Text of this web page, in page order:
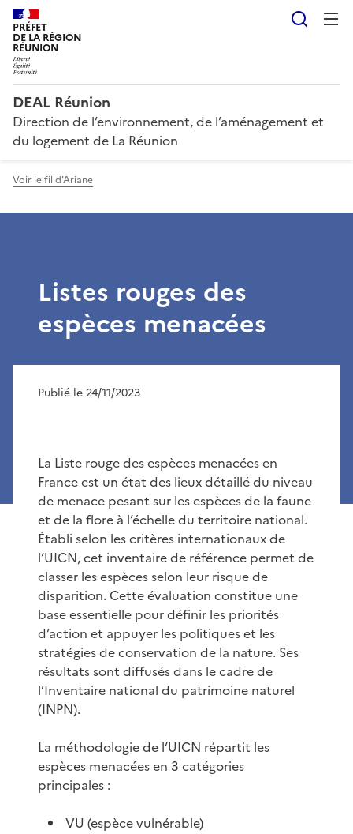
PRÉFET
DE LA RÉGION
RÉUNION
DEAL Réunion
Direction de l’environnement, de l’aménagement et
du logement de La Réunion
Voir le fil d'Ariane
Listes rouges des
espèces menacées
Publié le 24/11/2023
La Liste rouge des espèces menacées en
France est un état des lieux détaillé du niveau
de menace pesant sur les espèces de la faune
et de la flore à l’échelle du territoire national.
Établi selon les critères internationaux de
l’UICN, cet inventaire de référence permet de
classer les espèces selon leur risque de
disparition. Cette évaluation constitue une
base essentielle pour définir les priorités
d’action et appuyer les politiques et les
stratégies de conservation de la nature. Ses
résultats sont diffusés dans le cadre de
l’Inventaire national du patrimoine naturel
(INPN).
La méthodologie de l’UICN répartit les
espèces menacées en 3 catégories
principales :
VU (espèce vulnérable)